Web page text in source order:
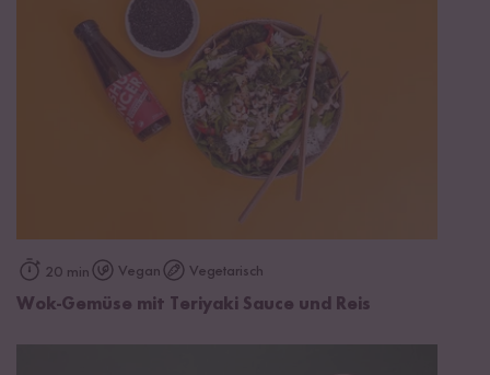
20 min Vegan Vegetarisch
Wok-Gemüse mit Teriyaki Sauce und Reis